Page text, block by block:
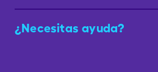
¿Necesitas ayuda?